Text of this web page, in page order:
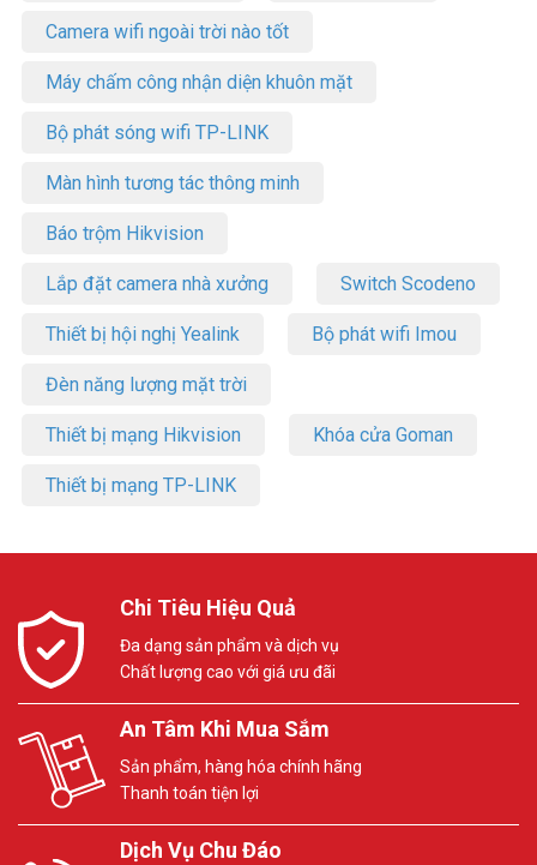
Camera wifi ngoài trời nào tốt
Máy chấm công nhận diện khuôn mặt
Bộ phát sóng wifi TP-LINK
Màn hình tương tác thông minh
Báo trộm Hikvision
Lắp đặt camera nhà xưởng Switch Scodeno
Thiết bị hội nghị Yealink Bộ phát wifi Imou
Đèn năng lượng mặt trời
Thiết bị mạng Hikvision Khóa cửa Goman
Thiết bị mạng TP-LINK
Chi Tiêu Hiệu Quả
Đa dạng sản phẩm và dịch vụ
Chất lượng cao với giá ưu đãi
An Tâm Khi Mua Sắm
Sản phẩm, hàng hóa chính hãng
Thanh toán tiện lợi
Dịch Vụ Chu Đáo